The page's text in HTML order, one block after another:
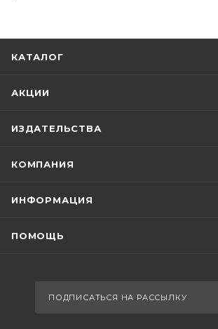
КАТАЛОГ
АКЦИИ
ИЗДАТЕЛЬСТВА
КОМПАНИЯ
ИНФОРМАЦИЯ
ПОМОЩЬ
ПОДПИСАТЬСЯ НА РАССЫЛКУ